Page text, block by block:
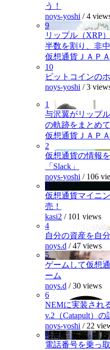
う！
noys-yoshi /4
9
リップル（XRP
半数を割り、非
仮想通貨ＪＡＰ
10
ビットコインの
noys-yoshi /3
1
与沢翼がリップ
の軌跡をまとめ
仮想通貨ＪＡＰ
2
仮想通貨の情報
「Slack」
noys-yoshi / 106
3
仮想通貨マイニ
売！
kasi2 / 101 views
4
自分の資産を自
noys.d /47 views
5
ゲームして仮想
ーム
noys.d /30 views
6
NEMに実装され
v.2（Catapult）の
noys-yoshi / 22
7
電話番号を乗っ